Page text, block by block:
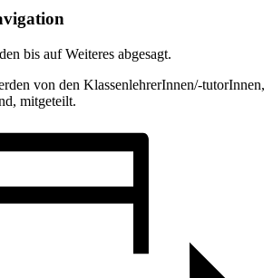
bis auf Weiteres abgesagt.
von den KlassenlehrerInnen/-tutorInnen,
mitgeteilt.